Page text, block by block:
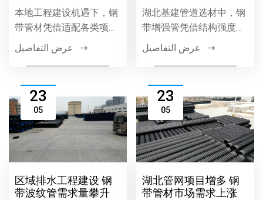
本地工程建设机遇下，钢
带管材凭借适配各类项目
的优势，广泛应用于市政
工程、排水系统、建筑管
力本地工程高效推进。
عرض التفاصيل
湖北基建管道选材中，钢
带增强管凭借结构强度
高、耐腐蚀、施工便捷等
优势，在市政排水排污工
质量与效益的可靠保障。
عرض التفاصيل
23
05
区域排水工程建设 钢
带波纹管需求量攀升
23
05
湖北管网项目增多 钢
带管材市场需求上涨